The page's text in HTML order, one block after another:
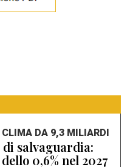
DA 9,3 MILIARDI
salvaguardia:
0,6% nel 2027